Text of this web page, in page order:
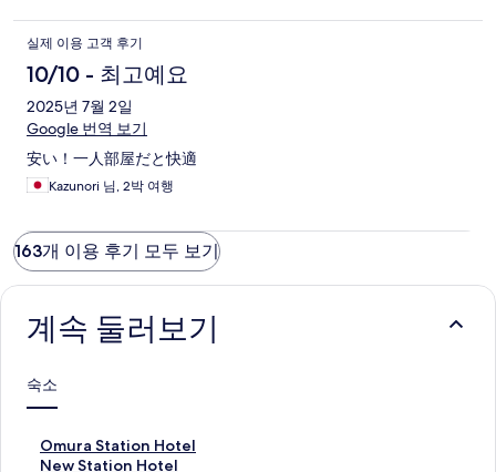
실제 이용 고객 후기
10/10 - 최고예요
2025년 7월 2일
Google 번역 보기
安い！一人部屋だと快適
Kazunori 님, 2박 여행
163개 이용 후기 모두 보기
계속 둘러보기
숙소
Omura Station Hotel
O
m
New Station Hotel
N